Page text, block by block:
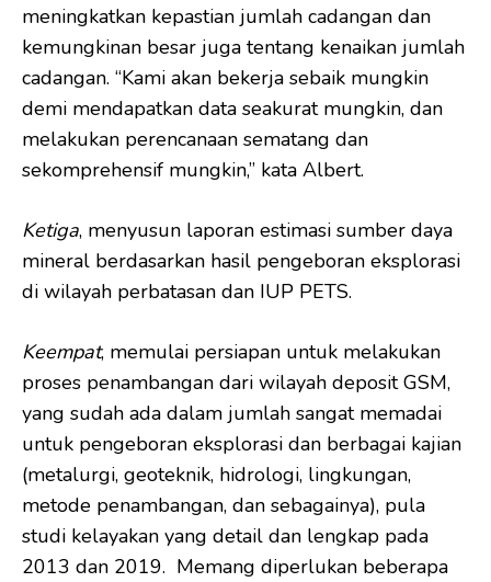
meningkatkan kepastian jumlah cadangan dan
kemungkinan besar juga tentang kenaikan jumlah
cadangan. “Kami akan bekerja sebaik mungkin
demi mendapatkan data seakurat mungkin, dan
melakukan perencanaan sematang dan
sekomprehensif mungkin,” kata Albert.
Ketiga, menyusun laporan estimasi sumber daya
mineral berdasarkan hasil pengeboran eksplorasi
di wilayah perbatasan dan IUP PETS.
Keempat, memulai persiapan untuk melakukan
proses penambangan dari wilayah deposit GSM,
yang sudah ada dalam jumlah sangat memadai
untuk pengeboran eksplorasi dan berbagai kajian
(metalurgi, geoteknik, hidrologi, lingkungan,
metode penambangan, dan sebagainya), pula
studi kelayakan yang detail dan lengkap pada
2013 dan 2019. Memang diperlukan beberapa